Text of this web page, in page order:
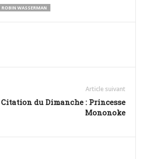
ROBIN WASSERMAN
Article suivant
Citation du Dimanche : Princesse
Mononoke